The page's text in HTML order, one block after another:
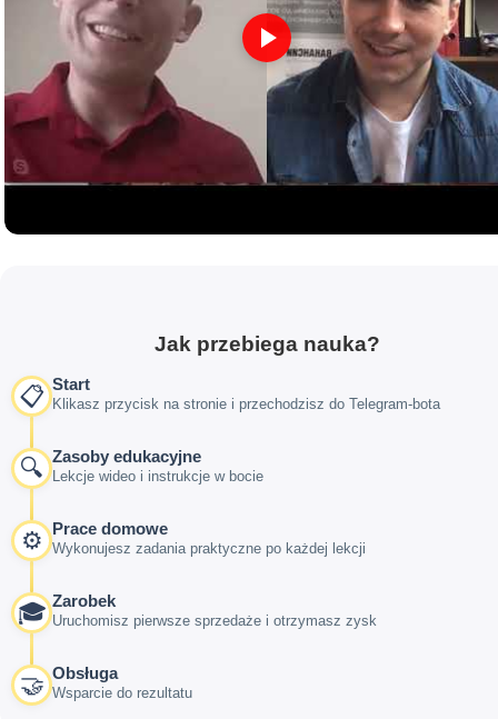
Jak przebiega nauka?
📋 Start
Klikasz przycisk na stronie i przechodzisz do Telegram-bota
🔍 Zasoby edukacyjne
Lekcje wideo i instrukcje w bocie
⚙️ Prace domowe
Wykonujesz zadania praktyczne po każdej lekcji
🎓 Zarobek
Uruchomisz pierwsze sprzedaże i otrzymasz zysk
🤝 Obsługa
Wsparcie do rezultatu